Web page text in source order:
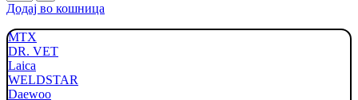
Додај во кошница
MTX
DR. VET
Laica
WELDSTAR
Daewoo